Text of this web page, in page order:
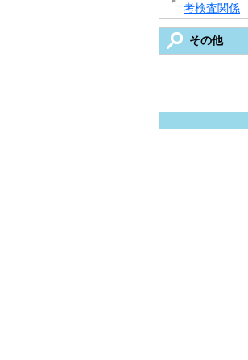
考検査関係
その他